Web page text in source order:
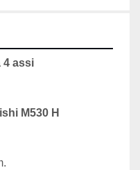
4 assi
M530 H